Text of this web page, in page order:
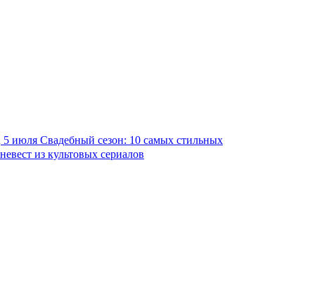
5 июля Свадебный сезон: 10 самых стильных
невест из культовых сериалов